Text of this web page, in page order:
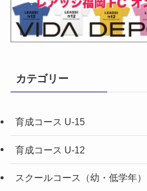
カテゴリー
育成コース U-15
育成コース U-12
スクールコース（幼・低学年）